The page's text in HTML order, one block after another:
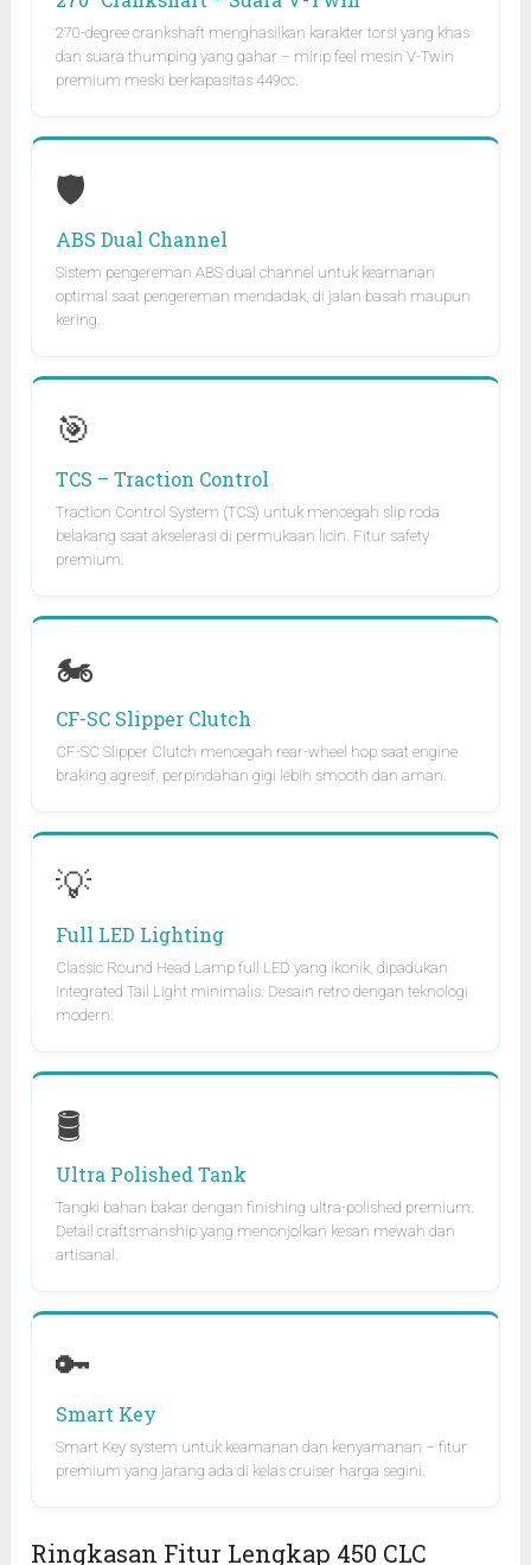
270-degree crankshaft menghasilkan karakter torsi yang khas
dan suara thumping yang gahar – mirip feel mesin V-Twin
premium meski berkapasitas 449cc.
🛡️
ABS Dual Channel
Sistem pengereman ABS dual channel untuk keamanan
optimal saat pengereman mendadak, di jalan basah maupun
kering.
🎯
TCS – Traction Control
Traction Control System (TCS) untuk mencegah slip roda
belakang saat akselerasi di permukaan licin. Fitur safety
premium.
🏍️
CF-SC Slipper Clutch
CF-SC Slipper Clutch mencegah rear-wheel hop saat engine
braking agresif, perpindahan gigi lebih smooth dan aman.
💡
Full LED Lighting
Classic Round Head Lamp full LED yang ikonik, dipadukan
Integrated Tail Light minimalis. Desain retro dengan teknologi
modern.
🛢️
Ultra Polished Tank
Tangki bahan bakar dengan finishing ultra-polished premium.
Detail craftsmanship yang menonjolkan kesan mewah dan
artisanal.
🔑
Smart Key
Smart Key system untuk keamanan dan kenyamanan – fitur
premium yang jarang ada di kelas cruiser harga segini.
Ringkasan Fitur Lengkap 450 CLC